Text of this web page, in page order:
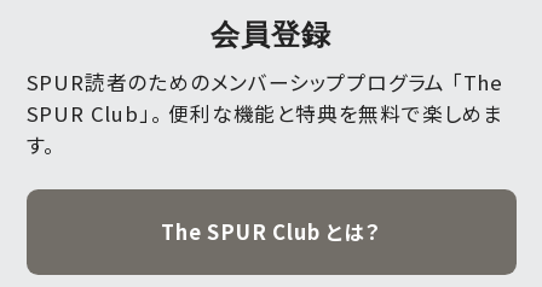
会員登録
SPUR読者のためのメンバーシッププログラム 「The
SPUR Club」。 便利な機能と特典を無料で楽しめま
す。
The SPUR Club とは？